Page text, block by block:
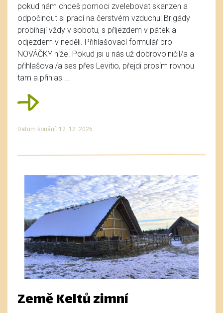
pokud nám chceš pomoci zvelebovat skanzen a
odpočinout si prací na čerstvém vzduchu! Brigády
probíhají vždy v sobotu, s příjezdem v pátek a
odjezdem v neděli. Přihlašovací formulář pro
NOVÁČKY níže. Pokud jsi u nás už dobrovolničil/a a
přihlašoval/a ses přes Levitio, přejdi prosím rovnou
tam a přihlas ...
Datum konání: 12. 12. 2026
Země Keltů zimní